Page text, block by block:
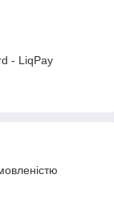
- LiqPay